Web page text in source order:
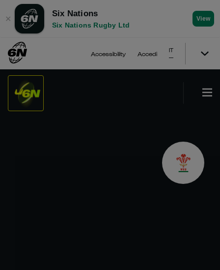
✕
Six Nations
Six Nations Rugby Ltd
View
Accessibility Accedi
IT